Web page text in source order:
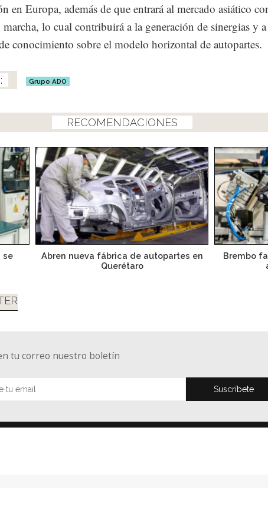
en Europa, además de que entrará al mercado asiático
lo cual contribuirá a la generación de sinergias y
conocimiento sobre el modelo horizontal de autopartes.
Grupo ADO
RECOMENDACIONES
se
Abren nueva fábrica de autopartes en
Querétaro
Brembo
tu correo nuestro boletín